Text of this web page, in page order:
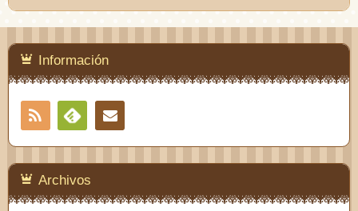
Información
RSS
Feedly
Archivos